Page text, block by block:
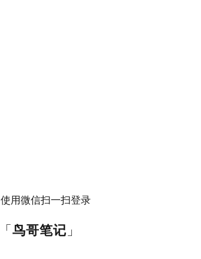
使用微信扫一扫登录
「鸟哥笔记 」